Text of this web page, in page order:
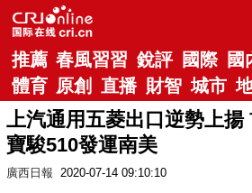
推薦 春風習習 銳評 國際 國
體育 原創 直播 財智 城市
上汽通用五菱出口逆勢上揚
寶駿510發運南美
廣西日報 2020-07-14 09:10:10